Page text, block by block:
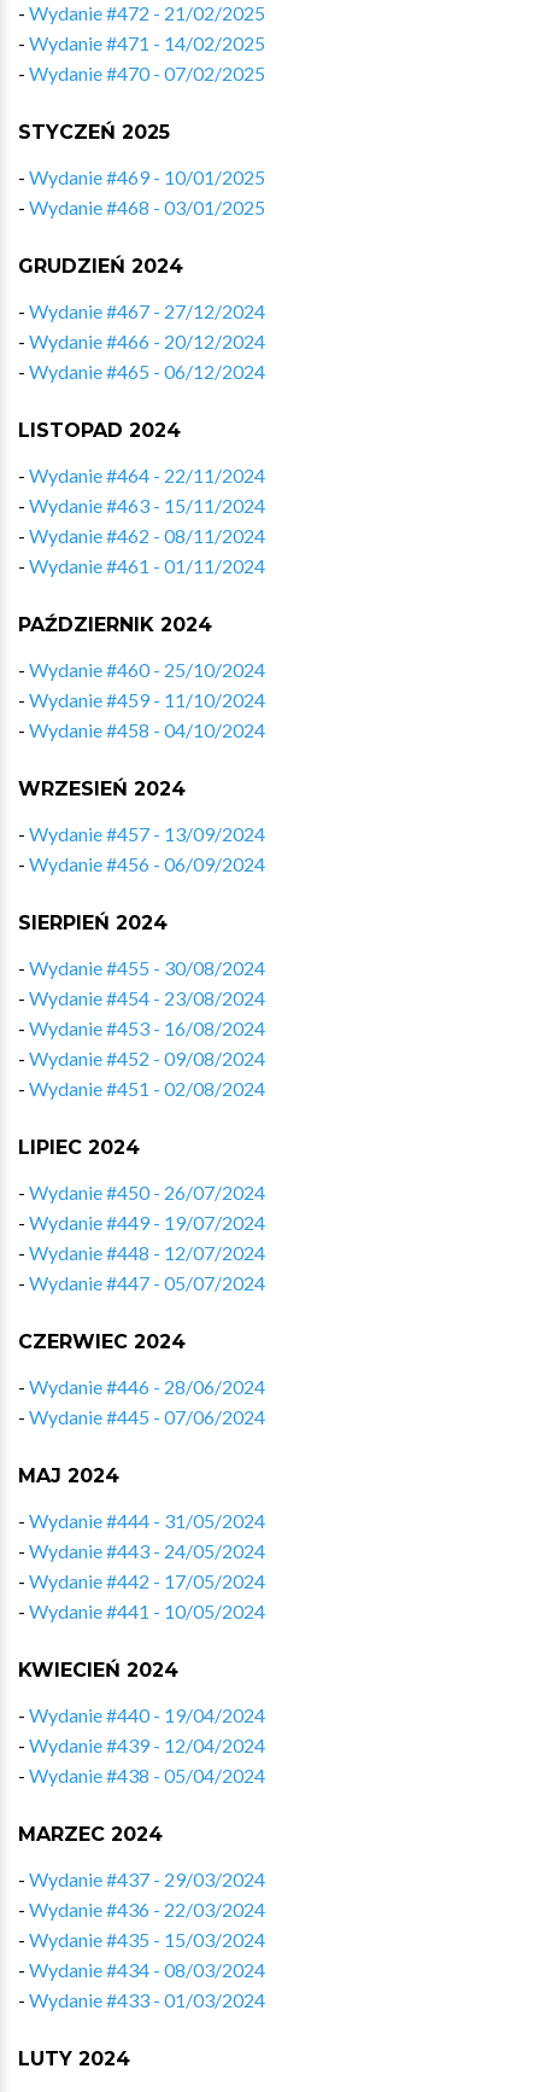
- Wydanie #472 - 21/02/2025
- Wydanie #471 - 14/02/2025
- Wydanie #470 - 07/02/2025
STYCZEŃ 2025
- Wydanie #469 - 10/01/2025
- Wydanie #468 - 03/01/2025
GRUDZIEŃ 2024
- Wydanie #467 - 27/12/2024
- Wydanie #466 - 20/12/2024
- Wydanie #465 - 06/12/2024
LISTOPAD 2024
- Wydanie #464 - 22/11/2024
- Wydanie #463 - 15/11/2024
- Wydanie #462 - 08/11/2024
- Wydanie #461 - 01/11/2024
PAŹDZIERNIK 2024
- Wydanie #460 - 25/10/2024
- Wydanie #459 - 11/10/2024
- Wydanie #458 - 04/10/2024
WRZESIEŃ 2024
- Wydanie #457 - 13/09/2024
- Wydanie #456 - 06/09/2024
SIERPIEŃ 2024
- Wydanie #455 - 30/08/2024
- Wydanie #454 - 23/08/2024
- Wydanie #453 - 16/08/2024
- Wydanie #452 - 09/08/2024
- Wydanie #451 - 02/08/2024
LIPIEC 2024
- Wydanie #450 - 26/07/2024
- Wydanie #449 - 19/07/2024
- Wydanie #448 - 12/07/2024
- Wydanie #447 - 05/07/2024
CZERWIEC 2024
- Wydanie #446 - 28/06/2024
- Wydanie #445 - 07/06/2024
MAJ 2024
- Wydanie #444 - 31/05/2024
- Wydanie #443 - 24/05/2024
- Wydanie #442 - 17/05/2024
- Wydanie #441 - 10/05/2024
KWIECIEŃ 2024
- Wydanie #440 - 19/04/2024
- Wydanie #439 - 12/04/2024
- Wydanie #438 - 05/04/2024
MARZEC 2024
- Wydanie #437 - 29/03/2024
- Wydanie #436 - 22/03/2024
- Wydanie #435 - 15/03/2024
- Wydanie #434 - 08/03/2024
- Wydanie #433 - 01/03/2024
LUTY 2024